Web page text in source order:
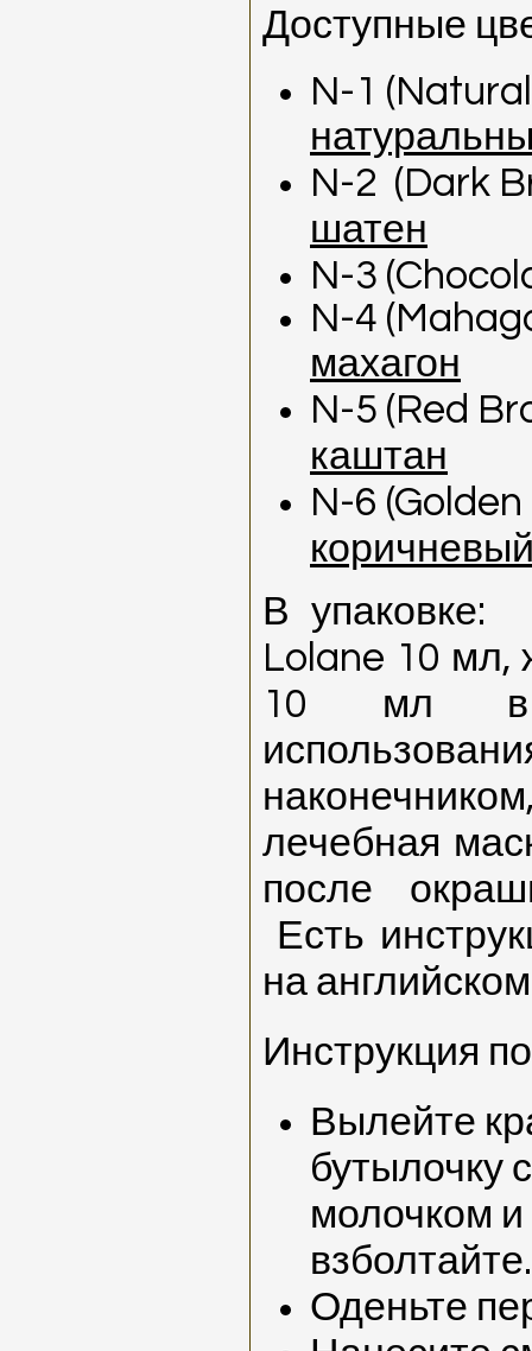
Доступные
N -1
N -2 (Dark
шатен
N -3 (
N -4 (
махагон
N-5 (Red
каштан
N-6
В упаковке:
Lolane 10 мл,
10 мл в
лечебная
после
Есть
на
Инструкция
Вылейте
бутылочку
молочком
взболтайте.
Оденьте